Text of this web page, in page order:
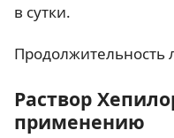
в сутки.
Раствор
применению